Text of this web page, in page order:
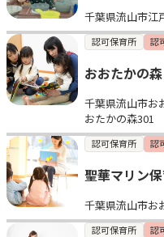
千葉県流山市
認可保育所 認
おおたかの
千葉県流山市お
おたかの森301
認可保育所 認
聖華マリン
千葉県流山市お
認可保育所 認